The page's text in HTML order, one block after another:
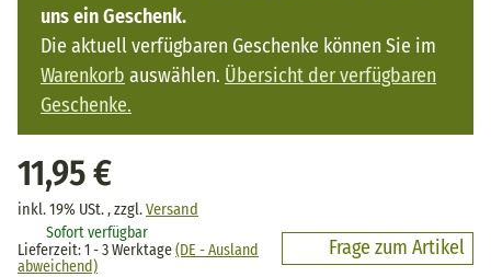
uns ein Geschenk.
Die aktuell verfügbaren Geschenke können Sie im
Warenkorb auswählen. Übersicht der verfügbaren
Geschenke.
11,95 €
inkl. 19% USt. , zzgl.Versand
Sofort verfügbar
Lieferzeit:1 - 3 Werktage(DE - Ausland
abweichend)
Frage zum Artikel